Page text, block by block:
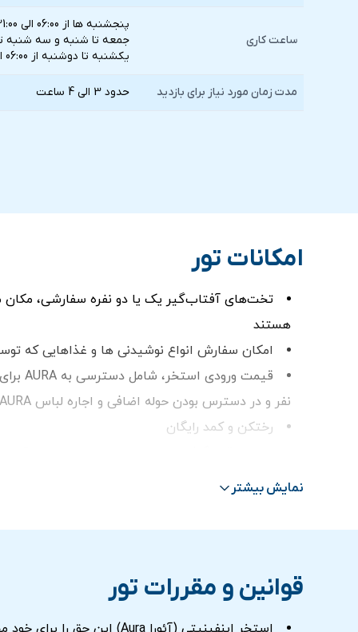
ساعت کاری
پنجشنبه ها از 06:00 الی 21:00
جمعه تا شنبه و سه شنبه تا چهارشنبه
یکشنبه تا دوشنبه از 06:00 الی 19:00
مدت زمان مورد نیاز برای بازدید حدود 3 الی 4 ساعت
امکانات تور
تخت‌های آفتاب‌گیر یک یا دو نفره سفارشی، مکان
هستند
امکان سفارش انواع نوشیدنی ها و غذاهایی که
نفر و در دسترس بودن حوله اضافی و اجاره لباس AURA
رختکن و کمد رایگان
تجربه تماشای فیلم
نمایش بیشتر
قوانین و مقررات تور